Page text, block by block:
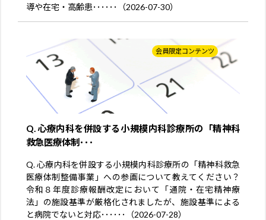
導や在宅・高齢患･･････（2026-07-30）
会員限定コンテンツ
Q. 心療内科を併設する小規模内科診療所の「精神科
救急医療体制･･･
Q. 心療内科を併設する小規模内科診療所の「精神科救急
医療体制整備事業」への参画について教えてください？
令和８年度診療報酬改定において「通院・在宅精神療
法」の施設基準が厳格化されましたが、施設基準による
と病院でないと対応･･････（2026-07-28）